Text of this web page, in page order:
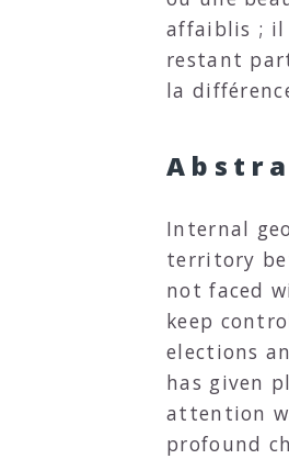
affaiblis ; il
restant
la
Internal
territory
not faced
keep
elections
has given
attention
profound